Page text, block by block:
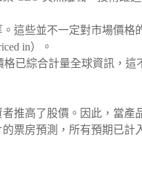
這些並不一定對市場價格
in）。
格已綜合計量全球資訊，這
推高了股價。因此，當產
票房預測，所有預期已計